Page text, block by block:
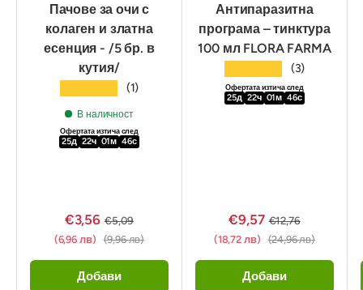
Пачове за очи с
колаген и златна
есенция - /5 бр. в
кутия/
(1)
В наличност
Офертата изтича след
25д 22ч 01м 44с
€3,56 €5,09
(6,96 лв) (9,96 лв)
Добави
Антипаразитна
програма – тинктура
100 мл FLORA FARMA
(3)
Офертата изтича след
25д 22ч 01м 44с
€9,57 €12,76
(18,72 лв) (24,96 лв)
Добави